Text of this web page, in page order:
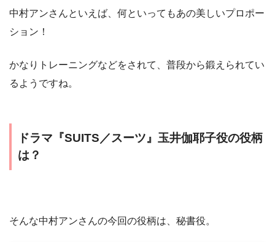
中村アンさんといえば、何といってもあの美しいプロポー
ション！
かなりトレーニングなどをされて、普段から鍛えられてい
るようですね。
ドラマ『SUITS／スーツ』玉井伽耶子役の役柄
は？
そんな中村アンさんの今回の役柄は、秘書役。